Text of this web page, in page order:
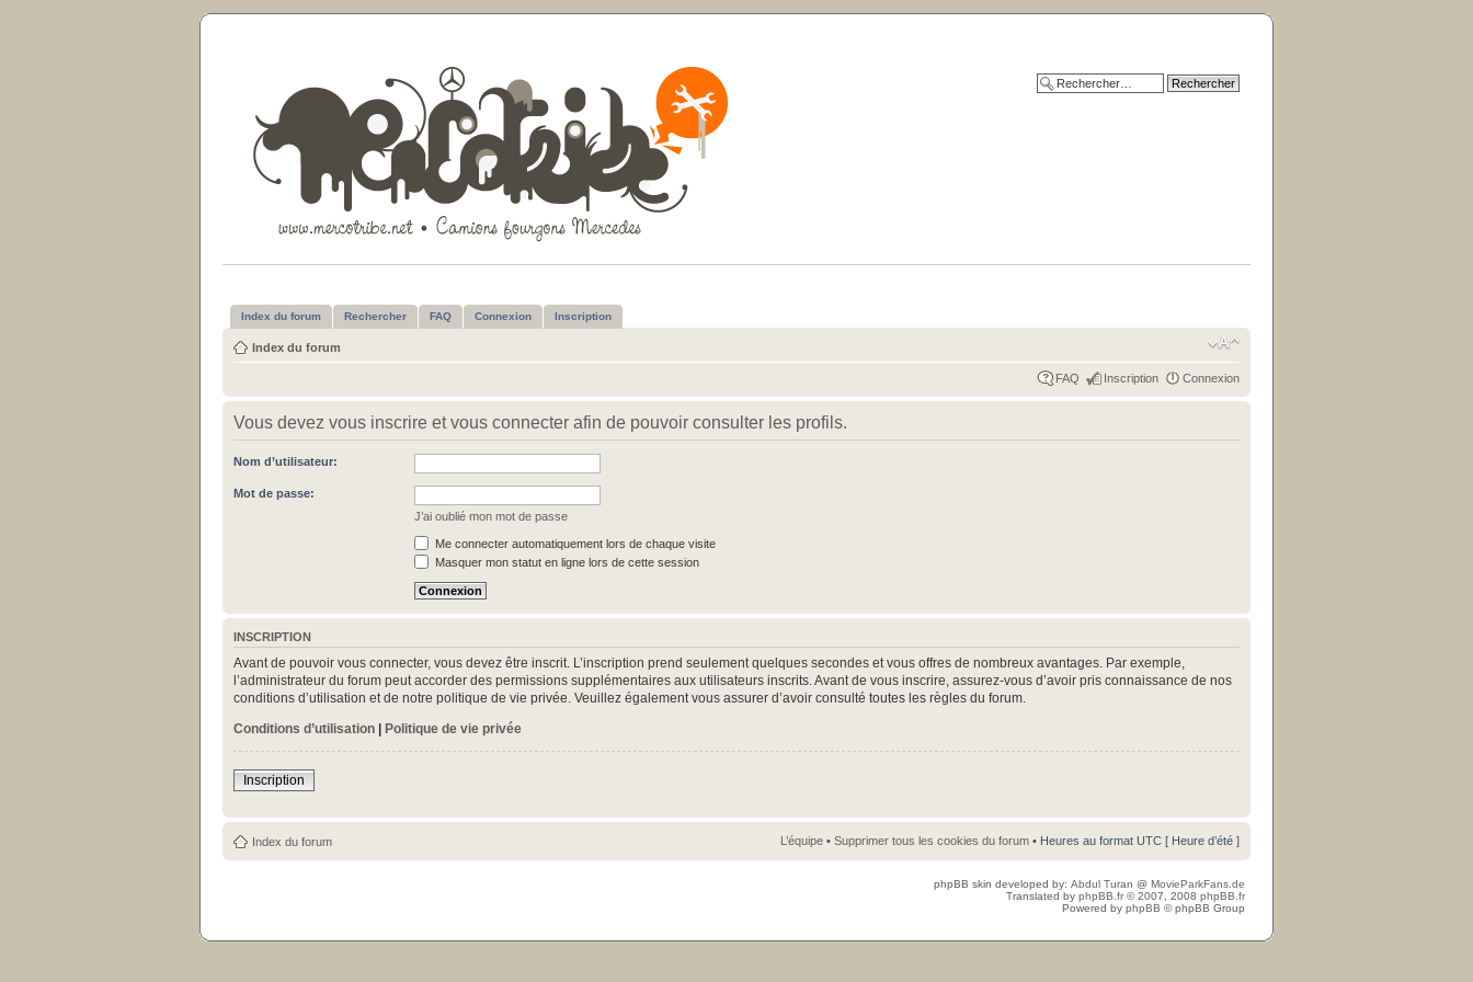
Index du forum Rechercher FAQ Connexion Inscription
Index du forum
FAQ Inscription Connexion
Vous devez vous inscrire et vous connecter afin de pouvoir consulter les profils.
Nom d’utilisateur:
Mot de passe:
J’ai oublié mon mot de passe
Me connecter automatiquement lors de chaque visite
Masquer mon statut en ligne lors de cette session
INSCRIPTION
Avant de pouvoir vous connecter, vous devez être inscrit. L’inscription prend seulement quelques secondes et vous offres de nombreux avantages. Par exemple,
l’administrateur du forum peut accorder des permissions supplémentaires aux utilisateurs inscrits. Avant de vous inscrire, assurez-vous d’avoir pris connaissance de nos
conditions d’utilisation et de notre politique de vie privée. Veuillez également vous assurer d’avoir consulté toutes les règles du forum.
Conditions d’utilisation | Politique de vie privée
Inscription
Index du forum L’équipe • Supprimer tous les cookies du forum • Heures au format UTC [ Heure d’été ]
phpBB skin developed by: Abdul Turan @ MovieParkFans.de
Translated by phpBB.fr © 2007, 2008 phpBB.fr
Powered by phpBB © phpBB Group